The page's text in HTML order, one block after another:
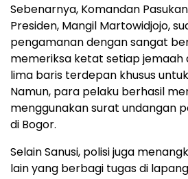
Sebenarnya, Komandan
Presiden, Mangil Martowidjojo,
pengamanan dengan sangat
memeriksa ketat setiap jemaah
lima baris terdepan khusus
Namun, para pelaku berhasil
menggunakan surat undangan
di Bogor.
Selain Sanusi, polisi juga
lain yang berbagi tugas di